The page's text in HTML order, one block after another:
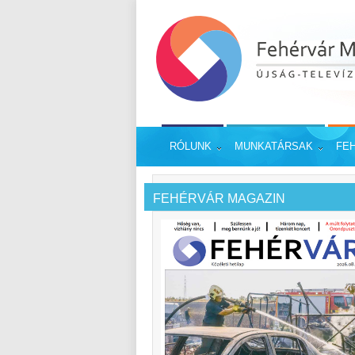
RÓLUNK MUNKATÁRSAK
FEHÉRVÁR MAGAZIN